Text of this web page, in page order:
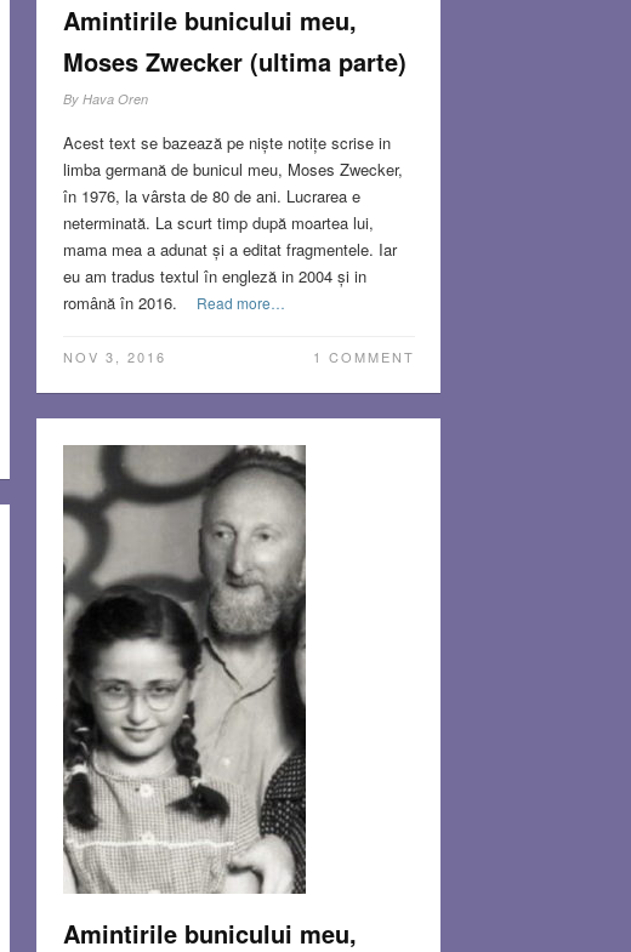
Amintirile bunicului meu,
Moses Zwecker (ultima parte)
By Hava Oren
Acest text se bazează pe niște notițe scrise in
limba germană de bunicul meu, Moses Zwecker,
în 1976, la vârsta de 80 de ani. Lucrarea e
neterminată. La scurt timp după moartea lui,
mama mea a adunat și a editat fragmentele. Iar
eu am tradus textul în engleză in 2004 și in
română în 2016.
Read more…
NOV 3, 2016 1 COMMENT
Amintirile bunicului meu,